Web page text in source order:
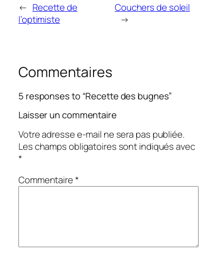
← Recette de
l’optimiste
Couchers de soleil
→
Commentaires
5 responses to “Recette des bugnes”
Laisser un commentaire
Votre adresse e-mail ne sera pas publiée.
Les champs obligatoires sont indiqués avec
*
Commentaire*